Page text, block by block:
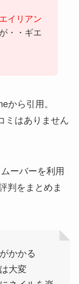
イリアン
が・・ギエ
から引用。
ミはありません
ーバーを利用
判をまとめま
かかる
大変